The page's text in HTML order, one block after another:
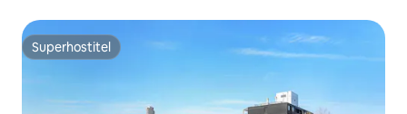
Superhostitel
Superhostitel